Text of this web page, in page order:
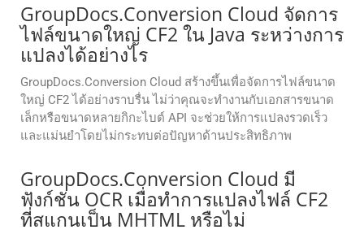
GroupDocs.Conversion Cloud จัดการ
ไฟล์ขนาดใหญ่ CF2 ใน Java ระหว่างการ
แปลงได้อย่างไร
GroupDocs.Conversion Cloud สร้างขึ้นเพื่อจัดการไฟล์ขนาด
ใหญ่ CF2 ได้อย่างราบรื่น ไม่ว่าคุณจะทำงานกับเอกสารขนาด
เล็กหรือขนาดหลายกิกะไบต์ API จะช่วยให้การแปลงรวดเร็ว
และแม่นยำโดยไม่กระทบต่อปัญหาด้านประสิทธิภาพ
GroupDocs.Conversion Cloud มี
ฟังก์ชัน OCR เมื่อทำการแปลงไฟล์ CF2
ที่สแกนเป็น MHTML หรือไม่